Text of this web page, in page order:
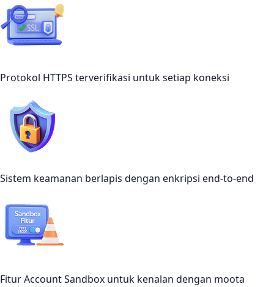
Protokol HTTPS terverifikasi untuk setiap koneksi
Sistem keamanan berlapis dengan enkripsi end-to-end
Fitur Account Sandbox untuk kenalan dengan moota